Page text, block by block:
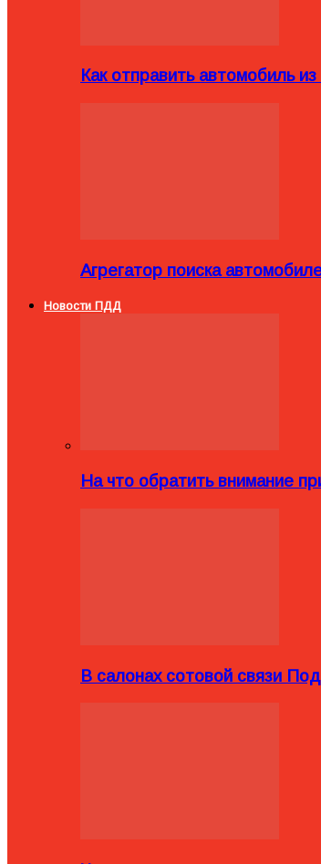
Как отправить автомобиль
Агрегатор поиска
Новости ПДД
На что обратить внимание
В салонах сотовой связи